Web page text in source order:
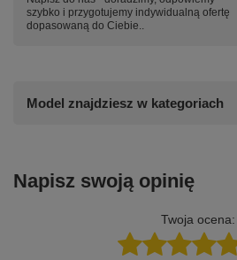
szybko i przygotujemy indywidualną ofertę
dopasowaną do Ciebie..
Model znajdziesz w kategoriach
Napisz swoją opinię
Twoja ocena: